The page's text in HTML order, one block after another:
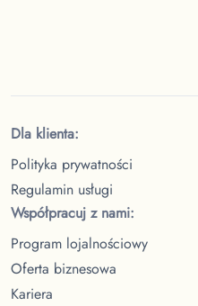
Dla klienta:
Polityka prywatności
Regulamin usługi
Współpracuj z nami:
Program lojalnościowy
Oferta biznesowa
Kariera